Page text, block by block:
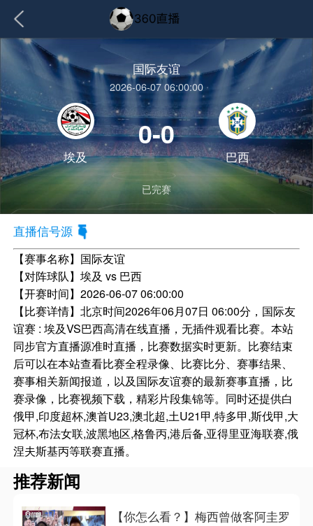
国际友谊
2026-06-07 06:00:00
埃及
0-0
巴西
已完赛
直播信号源
【赛事名称】 国际友谊
【对阵球队】埃及 vs 巴西
【开赛时间】2026-06-07 06:00:00
【比赛详情】北京时间2026年06月07日 06:00分，国际友
谊赛 : 埃及VS巴西高清在线直播，无插件观看比赛。本站
同步官方直播源准时直播，比赛数据实时更新。比赛结束
后可以在本站查看比赛全程录像、比赛比分、赛事结果、
赛事相关新闻报道，以及国际友谊赛的最新赛事直播，比
赛录像，比赛视频下载，精彩片段集锦等。同时还提供白
俄甲,印度超杯,澳首U23,澳北超,土U21甲,特多甲,斯伐甲,大
冠杯,布法女联,波黑地区,格鲁丙,港后备,亚得里亚海联赛,俄
涅夫斯基丙等联赛直播。
推荐新闻
【你怎么看？】梅西曾做客阿圭罗